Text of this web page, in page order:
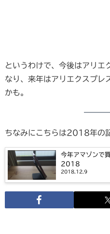
というわけで、今後はアリエ
なり、来年はアリエクスプレ
かも。
ちなみにこちらは2018年の
今年アマゾンで
2018
2018.12.9